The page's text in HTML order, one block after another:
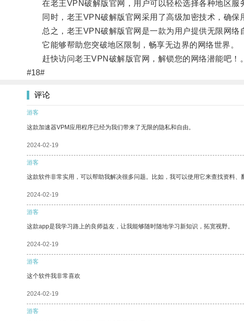
在老王VPN破解版官网，用户可以轻松选择各种地区服
同时，老王VPN破解版官网采用了高级加密技术，确保
总之，老王VPN破解版官网是一款为用户提供无限网络
它能够帮助您突破地区限制，畅享无边界的网络世界。
赶快访问老王VPN破解版官网，解锁您的网络潜能吧！。
#18#
评论
游客
这款加速器VPM应用程序已经为我们带来了无限的隐私和自由。
2024-02-19
游客
这款软件非常实用，可以帮助我解决很多问题。比如，我可以使用它来查找资料、
2024-02-19
游客
这款app是我学习路上的良师益友，让我能够随时随地学习新知识，拓宽视野。
2024-02-19
游客
这个软件我非常喜欢
2024-02-19
游客